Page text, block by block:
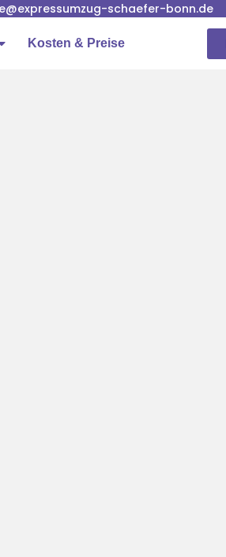
schaefer-bonn.de
Kosten & Preise